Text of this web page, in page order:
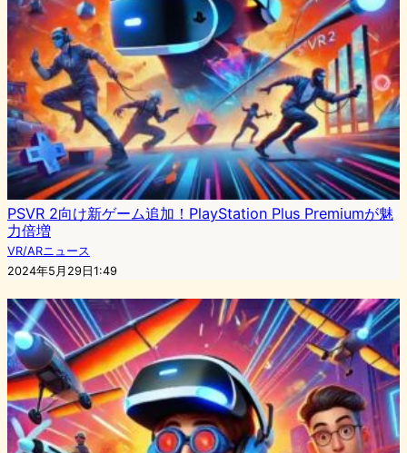
PSVR 2向け新ゲーム追加！PlayStation Plus Premiumが魅
力倍増
VR/ARニュース
2024年5月29日1:49